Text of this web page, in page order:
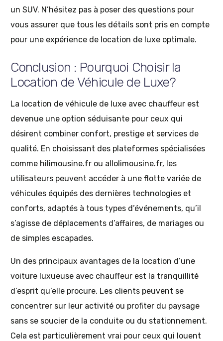
un SUV. N’hésitez pas à poser des questions pour
vous assurer que tous les détails sont pris en compte
pour une expérience de location de luxe optimale.
Conclusion : Pourquoi Choisir la
Location de Véhicule de Luxe?
La location de véhicule de luxe avec chauffeur est
devenue une option séduisante pour ceux qui
désirent combiner confort, prestige et services de
qualité. En choisissant des plateformes spécialisées
comme hilimousine.fr ou allolimousine.fr, les
utilisateurs peuvent accéder à une flotte variée de
véhicules équipés des dernières technologies et
conforts, adaptés à tous types d’événements, qu’il
s’agisse de déplacements d’affaires, de mariages ou
de simples escapades.
Un des principaux avantages de la location d’une
voiture luxueuse avec chauffeur est la tranquillité
d’esprit qu’elle procure. Les clients peuvent se
concentrer sur leur activité ou profiter du paysage
sans se soucier de la conduite ou du stationnement.
Cela est particulièrement vrai pour ceux qui louent